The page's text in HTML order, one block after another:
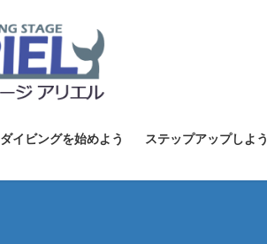
ダイビングを始めよう ステップアップしよう